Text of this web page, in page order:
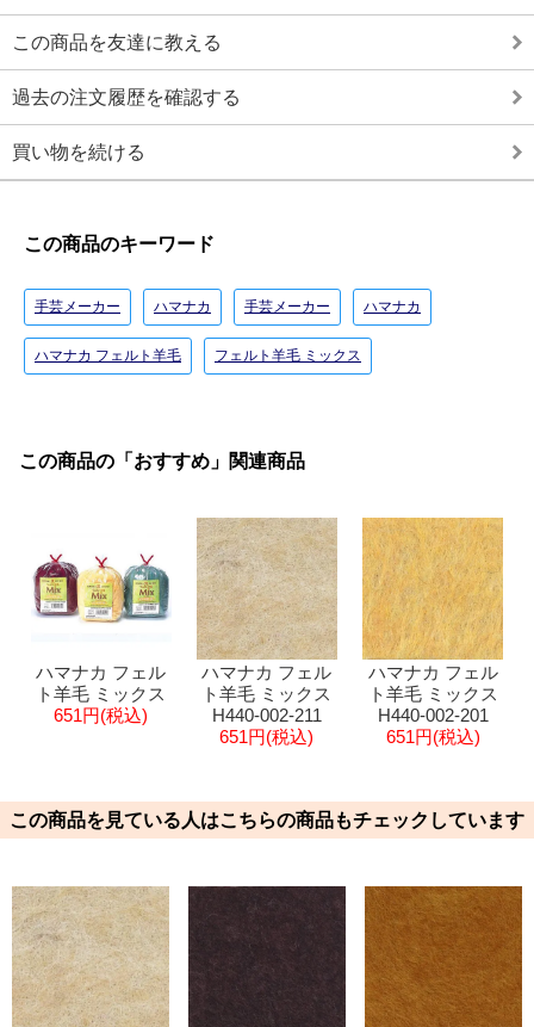
この商品を友達に教える
過去の注文履歴を確認する
買い物を続ける
この商品のキーワード
手芸メーカー ハマナカ 手芸メーカー ハマナカ
ハマナカ フェルト羊毛 フェルト羊毛 ミックス
この商品の「おすすめ」関連商品
ハマナカ フェル
ト羊毛 ミックス
651円(税込)
ハマナカ フェル
ト羊毛 ミックス
H440-002-211
651円(税込)
ハマナカ フェル
ト羊毛 ミックス
H440-002-201
651円(税込)
この商品を見ている人はこちらの商品もチェックしています